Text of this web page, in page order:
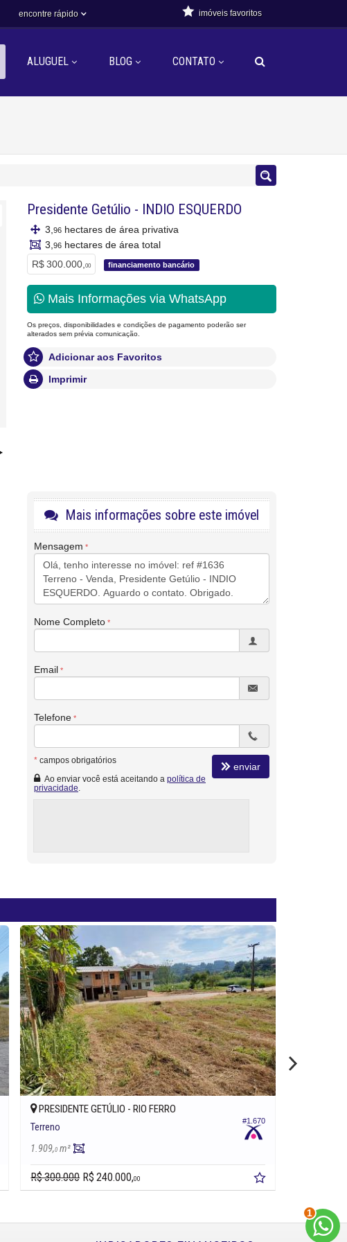
encontre rápido imóveis favoritos
ALUGUEL BLOG CONTATO
Presidente Getúlio - INDIO ESQUERDO
3, 96 hectares de área privativa
3, 96 hectares de área total
R$ 300.000, 00 financiamento bancário
Mais Informações via WhatsApp
Os preços, disponibilidades e condições de pagamento poderão ser
alterados sem prévia comunicação.
Adicionar aos Favoritos
Imprimir
Mais informações sobre este imóvel
Mensagem
Nome Completo
Email
Telefone
* campos obrigatórios
Ao enviar você está aceitando a política de
privacidade
enviar
#1.670
PRESIDENTE GETÚLIO - RIO FERRO
Terreno
1.909,0 m²
R$ 300.000 R$ 240.000,00
2